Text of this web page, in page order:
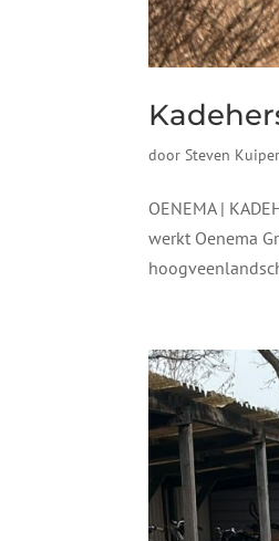
doorSteven Kuiper
OENEMA |
werkt Oenema